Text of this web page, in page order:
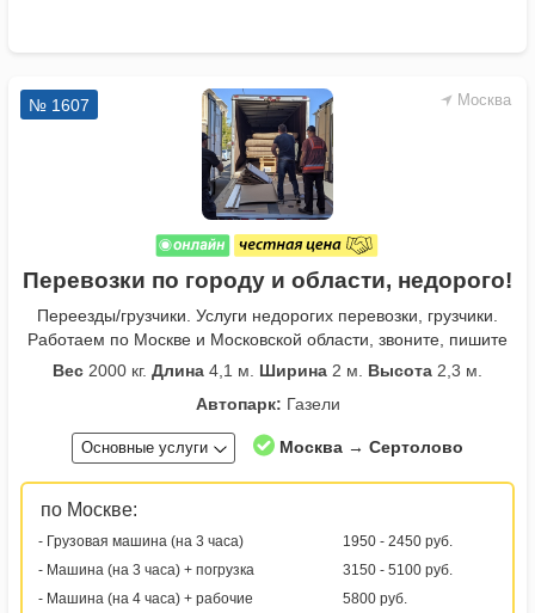
Москва
№ 1607
Перевозки по городу и области, недорого!
Переезды/грузчики. Услуги недорогих перевозки, грузчики.
Работаем по Москве и Московской области, звоните, пишите
Вес 2000 кг. Длина 4,1 м. Ширина 2 м. Высота 2,3 м.
Автопарк: Газели
Основные услуги Москва → Сертолово
по Москве:
- Грузовая машина (на 3 часа)
1950 - 2450 руб.
- Машина (на 3 часа) + погрузка
3150 - 5100 руб.
- Машина (на 4 часа) + рабочие
5800 руб.